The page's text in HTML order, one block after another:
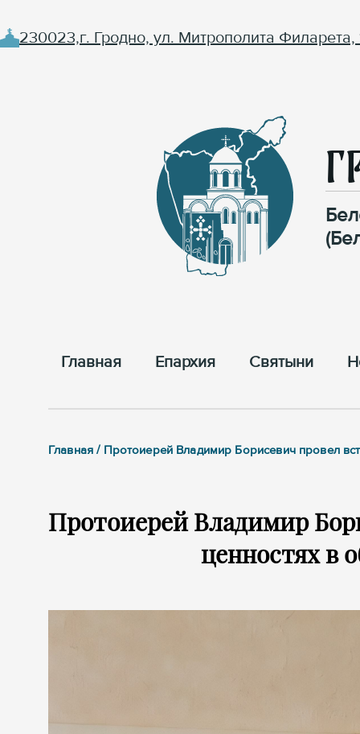
230023,г. Гродно, ул. Митрополита Филарета,
Главная Епархия Cвятыни
Главная / Протоиерей Владимир Борисевич провел
Протоиерей Владимир
ценностях в